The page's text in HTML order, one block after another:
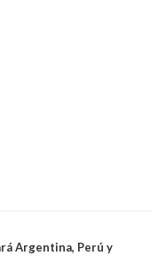
Argentina, Perú y